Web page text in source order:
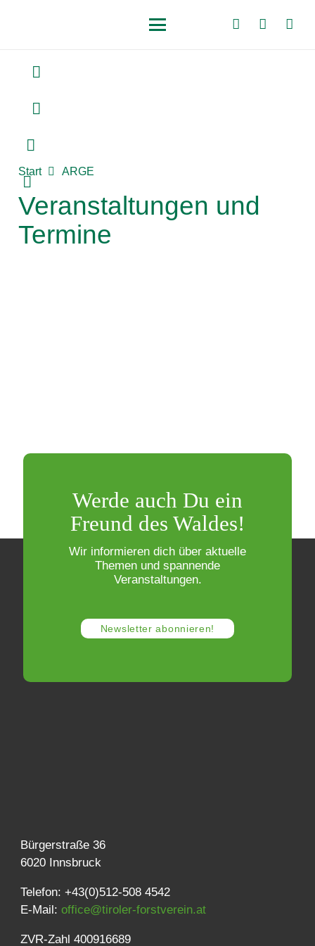
Start ARGE
Veranstaltungen und
Termine
Werde auch Du ein
Freund des Waldes!
Wir informieren dich über aktuelle
Themen und spannende
Veranstaltungen.
Newsletter abonnieren!
Bürgerstraße 36
6020 Innsbruck
Telefon: +43(0)512-508 4542
E-Mail:office@tiroler-forstverein.at
ZVR-Zahl 400916689